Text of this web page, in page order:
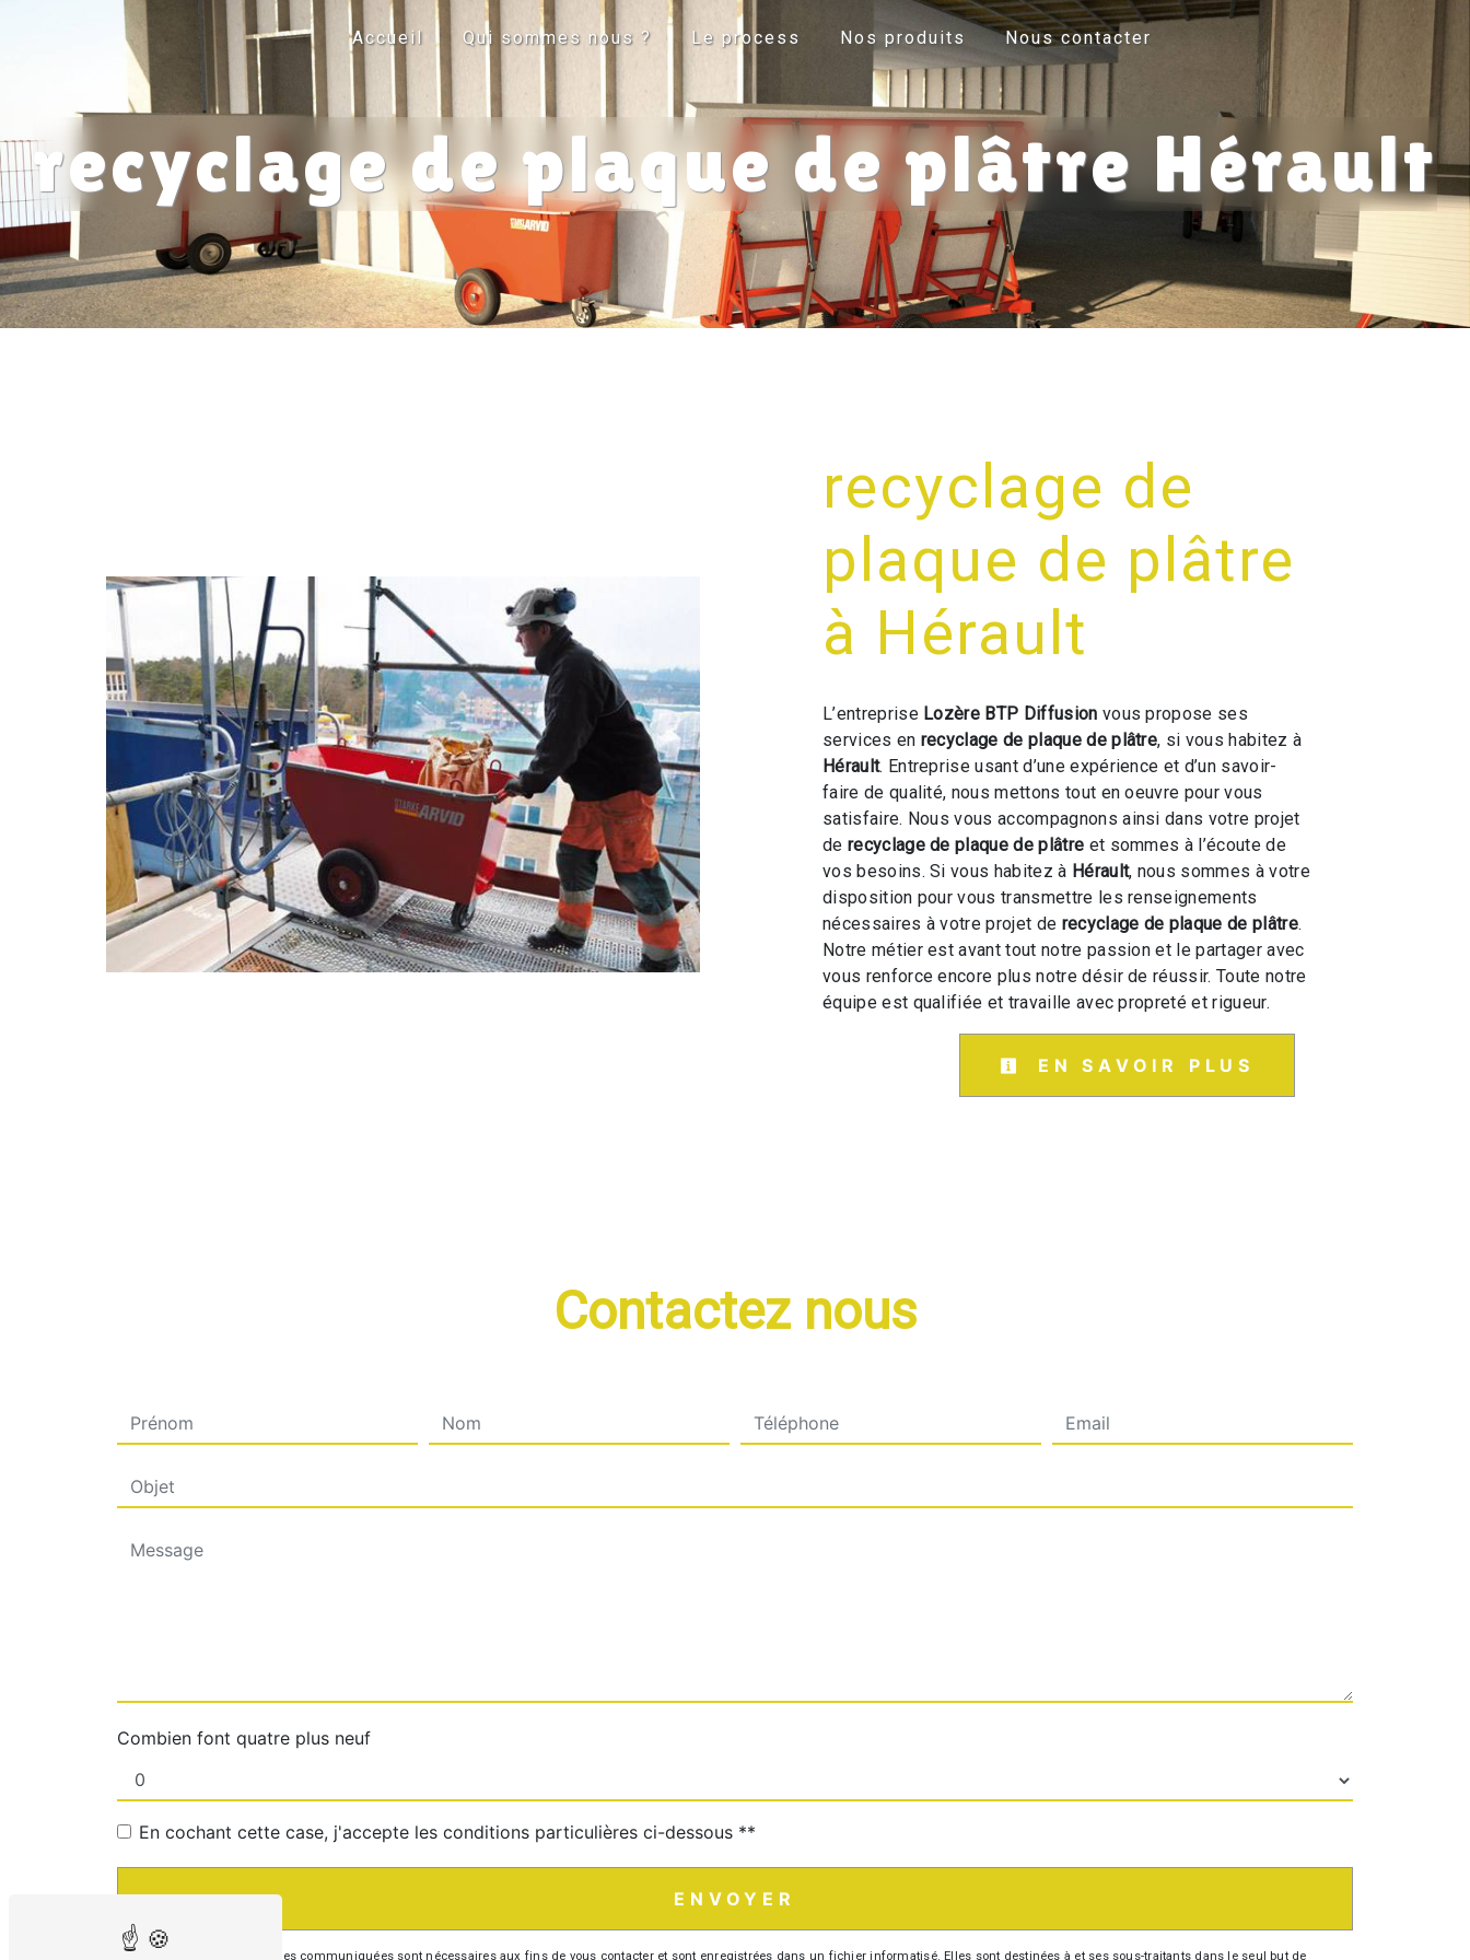
Accueil Qui sommes nous ? Le process Nos produits Nous contacter
recyclage de plaque de plâtre Hérault
recyclage de
plaque de plâtre
à Hérault
L’entreprise Lozère BTP Diffusion vous propose ses
services en recyclage de plaque de plâtre, si vous habitez à
Hérault. Entreprise usant d’une expérience et d’un savoir-
faire de qualité, nous mettons tout en oeuvre pour vous
satisfaire. Nous vous accompagnons ainsi dans votre projet
de recyclage de plaque de plâtre et sommes à l’écoute de
vos besoins. Si vous habitez à Hérault, nous sommes à votre
disposition pour vous transmettre les renseignements
nécessaires à votre projet de recyclage de plaque de plâtre.
Notre métier est avant tout notre passion et le partager avec
vous renforce encore plus notre désir de réussir. Toute notre
équipe est qualifiée et travaille avec propreté et rigueur.
EN SAVOIR PLUS
Contactez nous
Combien font quatre plus neuf
En cochant cette case, j'accepte les conditions particulières ci-dessous **
ENVOYER
** Les données personnelles communiquées sont nécessaires aux fins de vous contacter et sont enregistrées dans un fichier informatisé. Elles sont destinées à et ses sous-traitants dans le seul but de
Panneau de gestion des cookies